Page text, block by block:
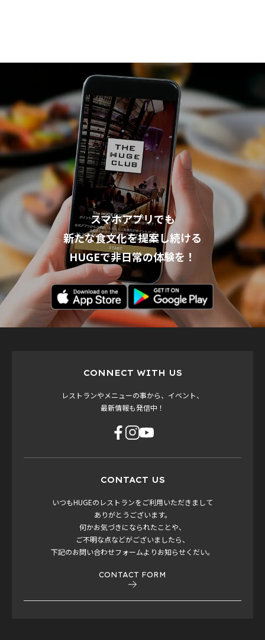
スマホアプリでも
新たな食文化を提案し続ける
HUGEで非日常の体験を！
CONNECT WITH US
レストランやメニューの事から、イベント、
最新情報も発信中！
CONTACT US
いつもHUGEのレストランをご利用いただきまして
ありがとうございます。
何かお気づきになられたことや、
ご不明な点などがございましたら、
下記のお問い合わせフォームよりお知らせくだい。
CONTACT FORM